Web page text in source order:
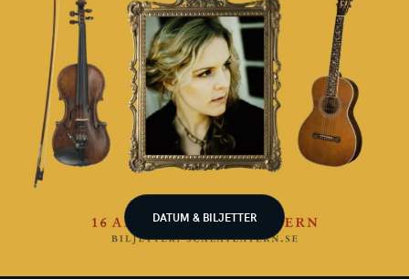
DATUM & BILJETTER